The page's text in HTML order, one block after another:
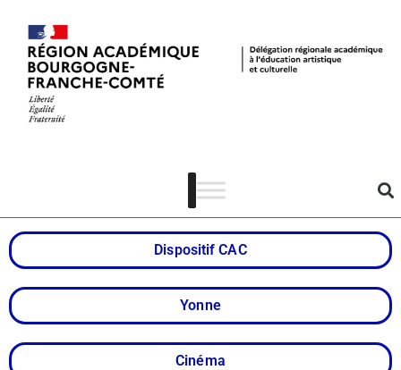
Collège au
cinéma – Yonne
Dispositif CAC
Yonne
Cinéma